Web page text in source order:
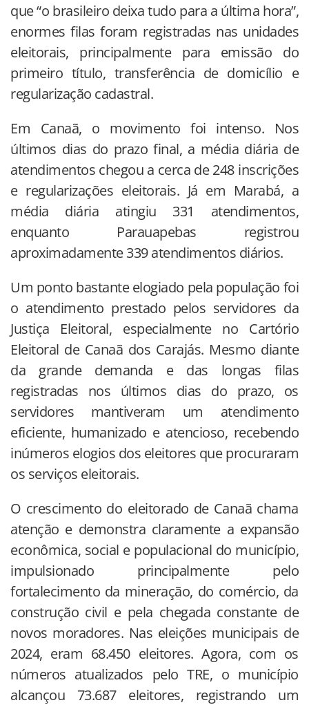
que “o brasileiro deixa tudo para a última hora”,
enormes filas foram registradas nas unidades
eleitorais, principalmente para emissão do
primeiro título, transferência de domicílio e
regularização cadastral.
Em Canaã, o movimento foi intenso. Nos
últimos dias do prazo final, a média diária de
atendimentos chegou a cerca de 248 inscrições
e regularizações eleitorais. Já em Marabá, a
média diária atingiu 331 atendimentos,
enquanto Parauapebas registrou
aproximadamente 339 atendimentos diários.
Um ponto bastante elogiado pela população foi
o atendimento prestado pelos servidores da
Justiça Eleitoral, especialmente no Cartório
Eleitoral de Canaã dos Carajás. Mesmo diante
da grande demanda e das longas filas
registradas nos últimos dias do prazo, os
servidores mantiveram um atendimento
eficiente, humanizado e atencioso, recebendo
inúmeros elogios dos eleitores que procuraram
os serviços eleitorais.
O crescimento do eleitorado de Canaã chama
atenção e demonstra claramente a expansão
econômica, social e populacional do município,
impulsionado principalmente pelo
fortalecimento da mineração, do comércio, da
construção civil e pela chegada constante de
novos moradores. Nas eleições municipais de
2024, eram 68.450 eleitores. Agora, com os
números atualizados pelo TRE, o município
alcançou 73.687 eleitores, registrando um